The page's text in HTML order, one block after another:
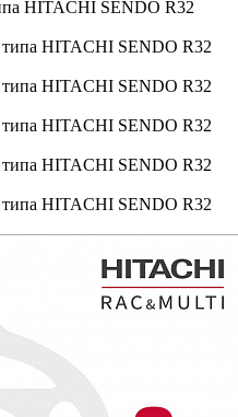
HITACHI SENDO R32